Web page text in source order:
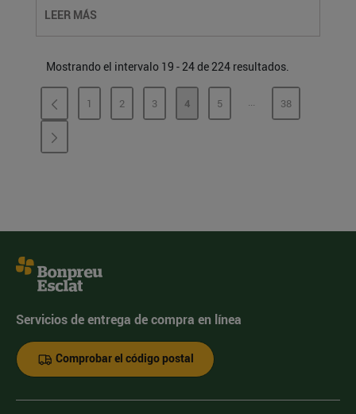
LEER MÁS
Mostrando el intervalo 19 - 24 de 224 resultados.
PÁGINA
1 PÁGINA
2 PÁGINA
3 PÁGINA
4 PÁGINA
5 ...PÁGINASPÁGINA
38
Servicios de entrega de compra en línea
Comprobar el código postal